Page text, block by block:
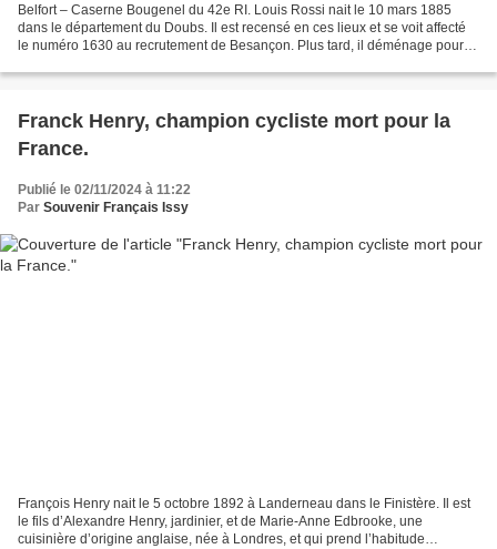
Belfort – Caserne Bougenel du 42e RI. Louis Rossi nait le 10 mars 1885
dans le département du Doubs. Il est recensé en ces lieux et se voit affecté
le numéro 1630 au recrutement de Besançon. Plus tard, il déménage pour
Franck Henry, champion cycliste mort pour la
France.
Publié le 02/11/2024 à 11:22
Par Souvenir Français Issy
François Henry nait le 5 octobre 1892 à Landerneau dans le Finistère. Il est
le fils d’Alexandre Henry, jardinier, et de Marie-Anne Edbrooke, une
cuisinière d’origine anglaise, née à Londres, et qui prend l’habitude